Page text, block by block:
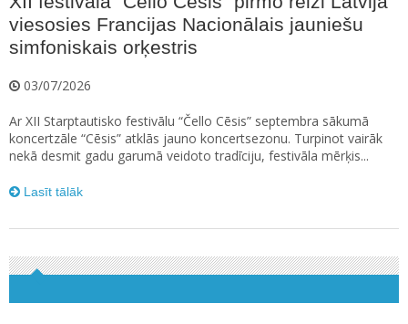
viesosies Francijas Nacionālais jauniešu
simfoniskais orķestris
03/07/2026
Ar XII Starptautisko festivālu “Čello Cēsis” septembra sākumā
koncertzāle “Cēsis” atklās jauno koncertsezonu. Turpinot vairāk
nekā desmit gadu garumā veidoto tradīciju, festivāla mērķis...
Lasīt tālāk